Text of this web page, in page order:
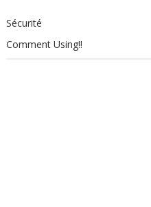
Sécurité
Comment Using!!